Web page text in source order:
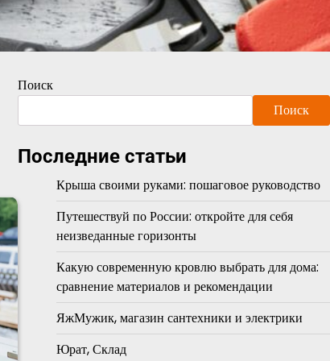
Поиск
Поиск
Последние статьи
Крыша своими руками: пошаговое руководство
Путешествуй по России: откройте для себя
неизведанные горизонты
Какую современную кровлю выбрать для дома:
сравнение материалов и рекомендации
ЯжМужик, магазин сантехники и электрики
Юрат, Склад